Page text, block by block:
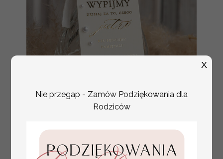
na alkohol, zawieszki na
butelkę z perełkami,
rózne treści na
Promocja:
Nie przegap - Zamów Podziękowania dla
Rodziców
X